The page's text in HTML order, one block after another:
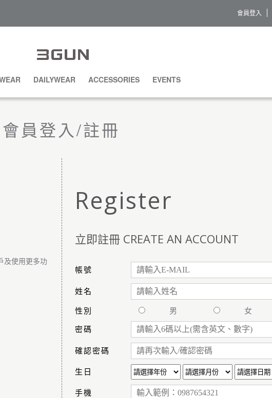
會員登入
DAILYWEAR ACCESSORIES EVENTS
會員登入/註冊
及使用更多功
Register
立即註冊 CREATE AN ACCOUNT
帳號
姓名
性別
男
女
密碼
確認密碼
生日
手機